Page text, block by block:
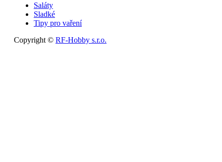
Saláty
Sladké
Tipy pro vaření
Copyright © RF-Hobby s.r.o.